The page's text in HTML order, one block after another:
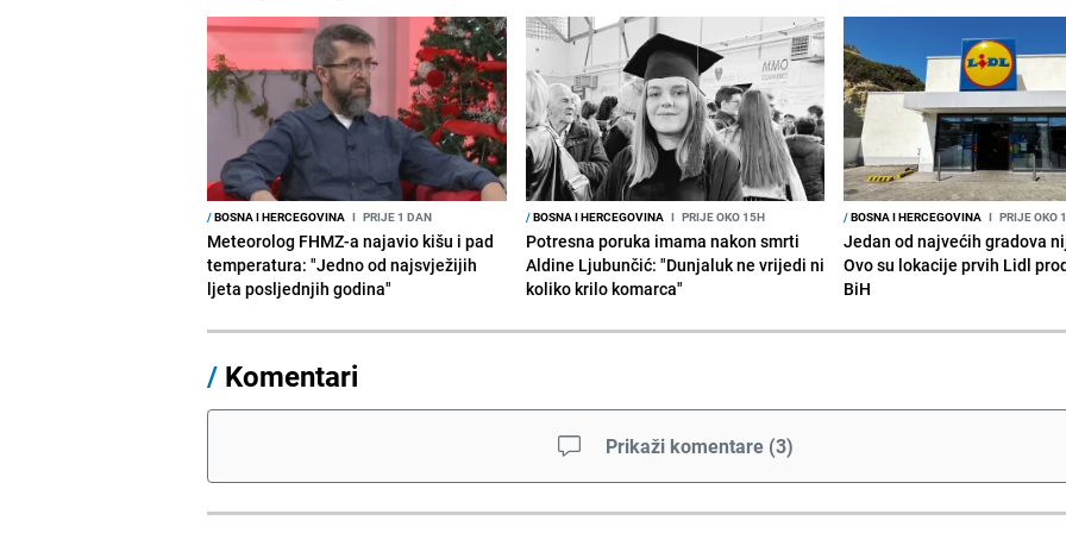
/BOSNA I HERCEGOVINA I PRIJE 1 DAN
Meteorolog FHMZ-a najavio kišu i pad
temperatura: "Jedno od najsvježijih
ljeta posljednjih godina"
/BOSNA I HERCEGOVINA I PRIJE OKO 15H
Potresna poruka imama nakon smrti
Aldine Ljubunčić: "Dunjaluk ne vrijedi ni
koliko krilo komarca"
/BOSNA I HERCEGOVINA I PRIJE OKO
Jedan od najvećih gradova
Ovo su lokacije prvih Lidl
BiH
/ Komentari
Prikaži komentare (3)